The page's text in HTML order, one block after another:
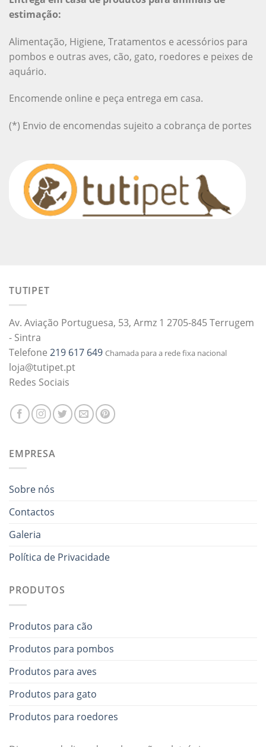
estimação:
Alimentação, Higiene, Tratamentos e acessórios para
pombos e outras aves, cão, gato, roedores e peixes de
aquário.
Encomende online e peça entrega em casa.
(*) Envio de encomendas sujeito a cobrança de portes
TUTIPET
Av. Aviação Portuguesa, 53, Armz 1 2705-845 Terrugem
- Sintra
Telefone 219 617 649 Chamada para a rede fixa nacional
loja@tutipet.pt
Redes Sociais
EMPRESA
Sobre nós
Contactos
Galeria
Política de Privacidade
PRODUTOS
Produtos para cão
Produtos para pombos
Produtos para aves
Produtos para gato
Produtos para roedores